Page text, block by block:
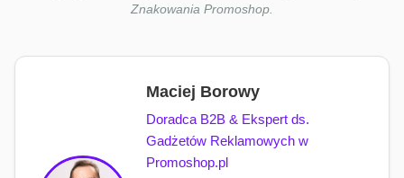
Znakowania Promoshop.
Maciej Borowy
Doradca B2B & Ekspert ds.
Gadżetów Reklamowych w
Promoshop.pl